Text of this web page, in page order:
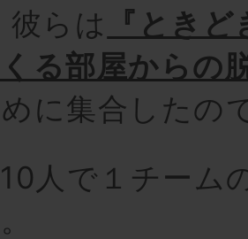
彼らは
『とき
る部屋からの
に集合したの
人で１チーム